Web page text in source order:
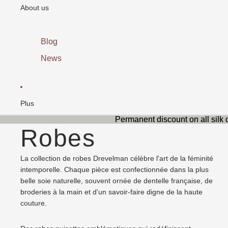
About us
Blog
News
Plus
Permanent discount on all silk
Permanent discount on all silk
Robes
La collection de robes Drevelman célèbre l'art de la féminité
intemporelle. Chaque pièce est confectionnée dans la plus
belle soie naturelle, souvent ornée de dentelle française, de
broderies à la main et d'un savoir-faire digne de la haute
couture.